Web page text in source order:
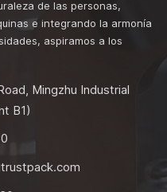
de las personas,
e integrando la armonía
aspiramos a los
Mingzhu Industrial
B1)